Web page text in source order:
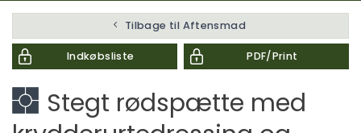
Tilbage til Aftensmad
Indkøbsliste PDF/Print
Stegt rødspætte med